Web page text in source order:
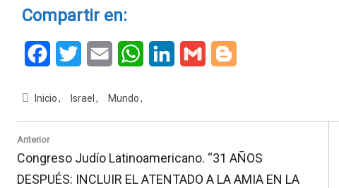
Compartir en:
FacebookTwitter Email WhatsAppLinkedInGmail
Inicio Israel Mundo
Navegación
de
entradas
Anterior
Previous
Post:
Congreso Judío Latinoamericano. “31 AÑOS
DESPUÉS: INCLUIR EL ATENTADO A LA AMIA EN LA